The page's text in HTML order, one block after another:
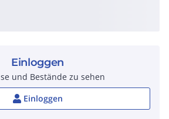
Einloggen
und Bestände zu sehen
Einloggen